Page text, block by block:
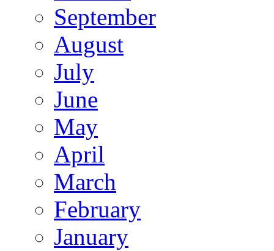
September
August
July
June
May
April
March
February
January